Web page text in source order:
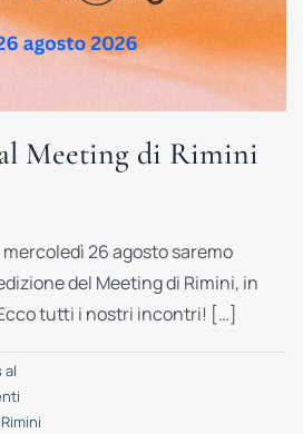
Meeting di Rimini
mercoledì 26 agosto saremo
del Meeting di Rimini, in
tutti i nostri incontri! […]
al